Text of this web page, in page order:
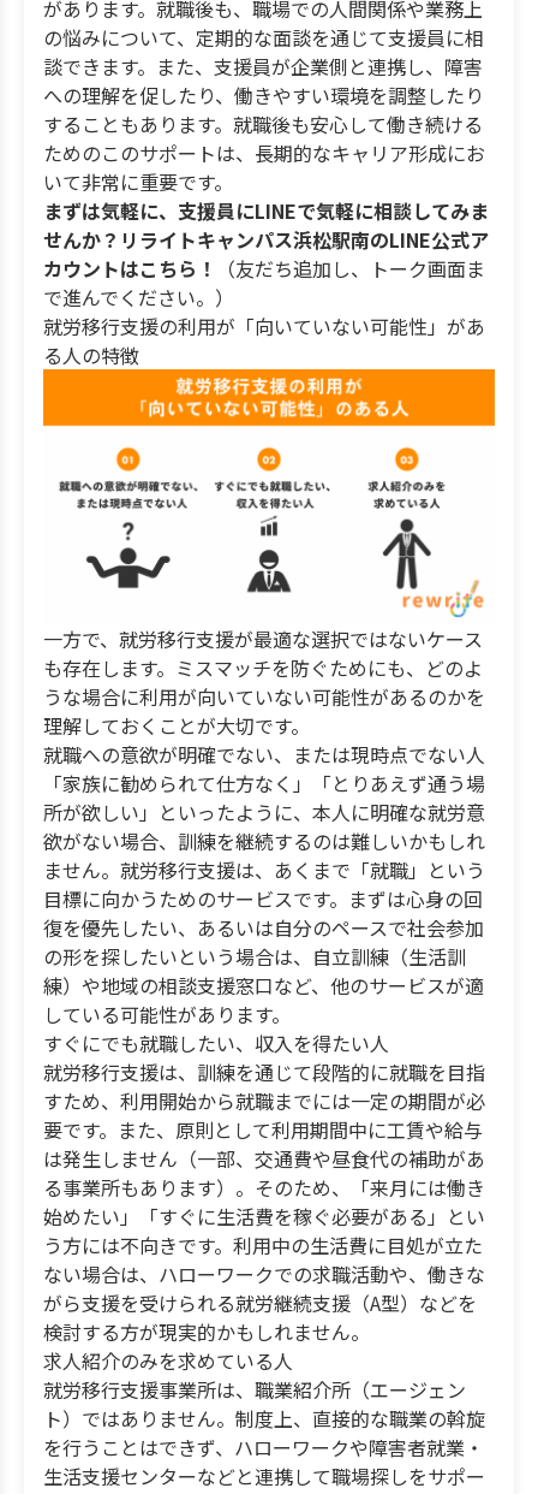
があります。就職後も、職場での人間関係や業務上
の悩みについて、定期的な面談を通じて支援員に相
談できます。また、支援員が企業側と連携し、障害
への理解を促したり、働きやすい環境を調整したり
することもあります。就職後も安心して働き続ける
ためのこのサポートは、長期的なキャリア形成にお
いて非常に重要です。
まずは気軽に、支援員にLINEで気軽に相談してみま
せんか？リライトキャンパス浜松駅南のLINE公式ア
カウントはこちら！
（友だち追加し、トーク画面ま
で進んでください。）
就労移行支援の利用が「向いていない可能性」があ
る人の特徴
一方で、就労移行支援が最適な選択ではないケース
も存在します。ミスマッチを防ぐためにも、どのよ
うな場合に利用が向いていない可能性があるのかを
理解しておくことが大切です。
就職への意欲が明確でない、または現時点でない人
「家族に勧められて仕方なく」「とりあえず通う場
所が欲しい」といったように、本人に明確な就労意
欲がない場合、訓練を継続するのは難しいかもしれ
ません。就労移行支援は、あくまで「就職」という
目標に向かうためのサービスです。まずは心身の回
復を優先したい、あるいは自分のペースで社会参加
の形を探したいという場合は、自立訓練（生活訓
練）や地域の相談支援窓口など、他のサービスが適
している可能性があります。
すぐにでも就職したい、収入を得たい人
就労移行支援は、訓練を通じて段階的に就職を目指
すため、利用開始から就職までには一定の期間が必
要です。また、原則として利用期間中に工賃や給与
は発生しません（一部、交通費や昼食代の補助があ
る事業所もあります）。そのため、「来月には働き
始めたい」「すぐに生活費を稼ぐ必要がある」とい
う方には不向きです。利用中の生活費に目処が立た
ない場合は、ハローワークでの求職活動や、働きな
がら支援を受けられる就労継続支援（A型）などを
検討する方が現実的かもしれません。
求人紹介のみを求めている人
就労移行支援事業所は、職業紹介所（エージェン
ト）ではありません。制度上、直接的な職業の斡旋
を行うことはできず、ハローワークや障害者就業・
生活支援センターなどと連携して職場探しをサポー